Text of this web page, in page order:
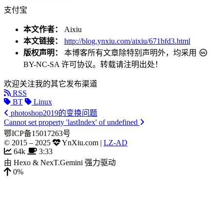
支付宝
本文作者： Aixiu
本文链接：
http://blog.ynxiu.com/aixiu/671bfd3.html
版权声明： 本博客所有文章除特别声明外，均采用
BY-NC-SA 许可协议。转载请注明出处！
欢迎关注我的其它发布渠道
RSS
BT
Linux
photoshop2019的变换问题
Cannot set property 'lastIndex' of undefined
鄂ICP备15017263号
© 2015 – 2025 YnXiu.com | LZ-AD
64k
3:33
由 Hexo & NexT.Gemini 强力驱动
0%